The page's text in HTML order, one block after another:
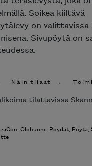
Soikea kiiltävä
on valittavissa
Sivupöytä on
Näin tilaat
tilattavissa
, Olohuone, Pöydät, Pöytä,